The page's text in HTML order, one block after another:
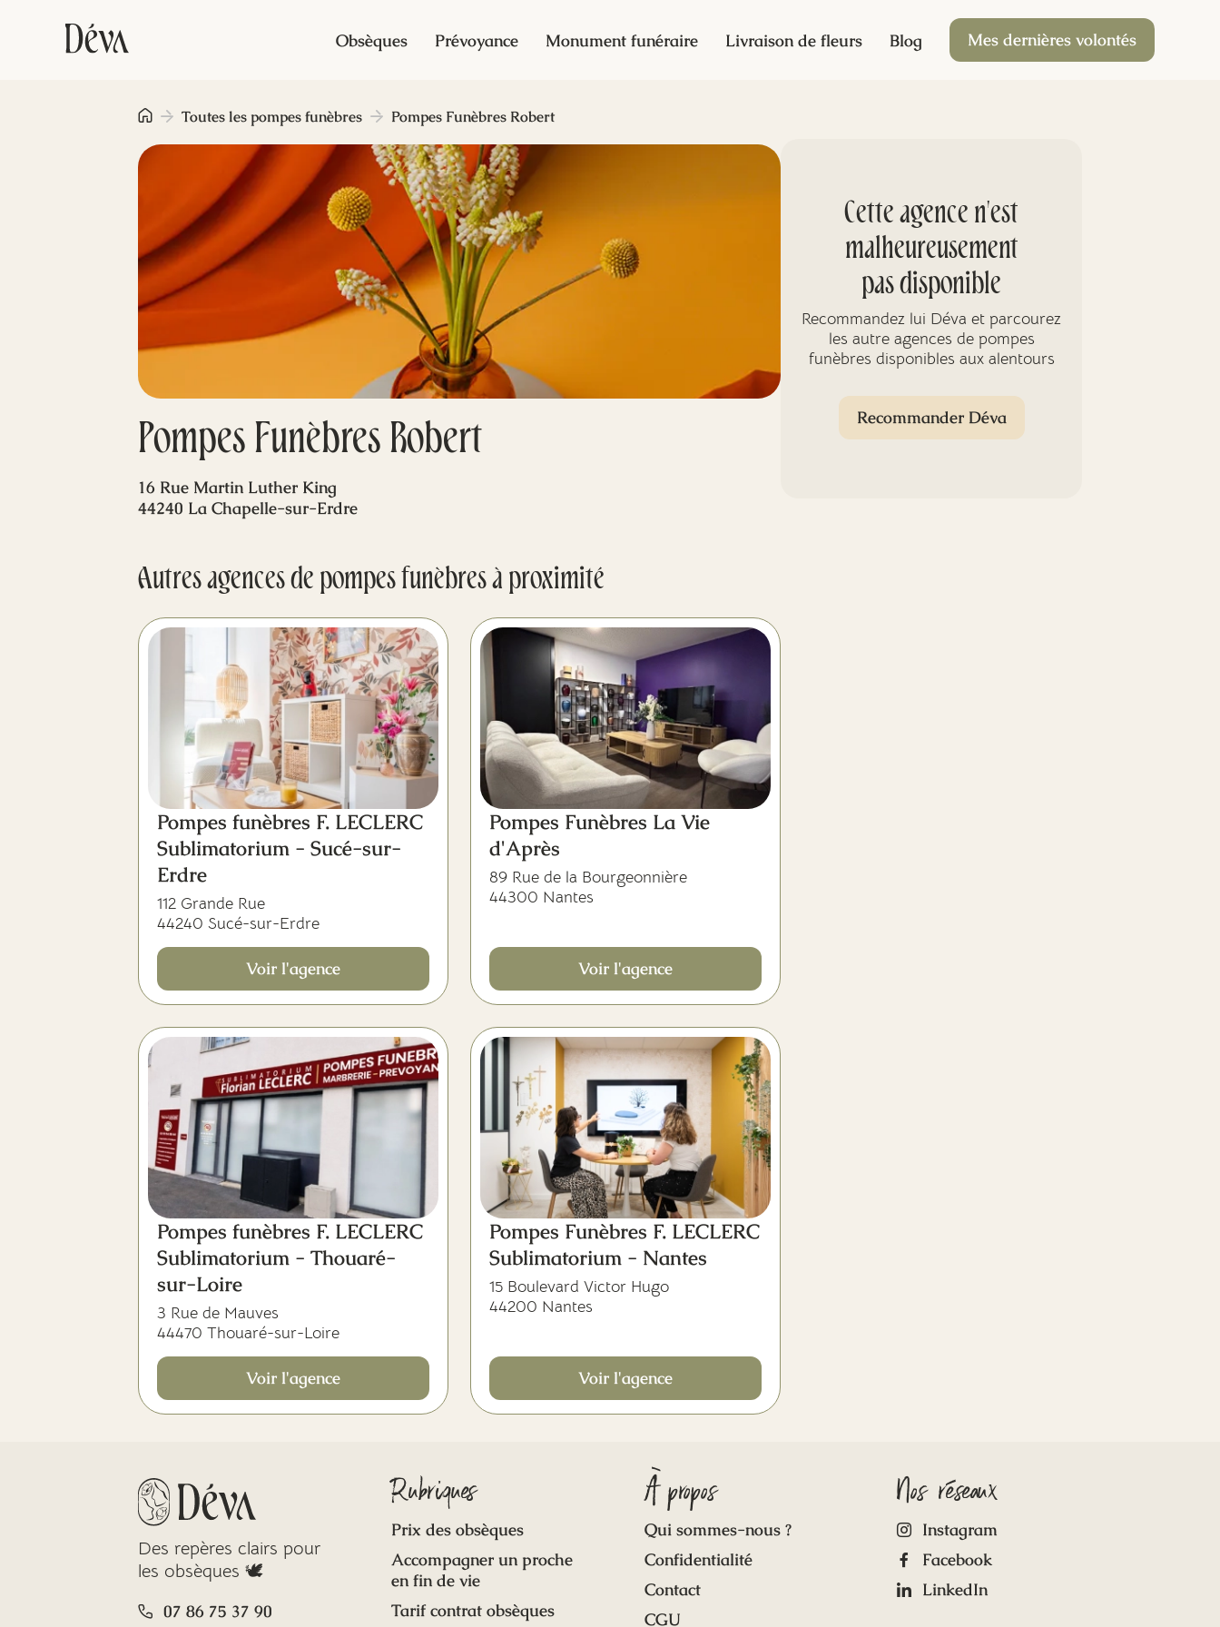
Obsèques Prévoyance Monument funéraire Livraison de fleurs Blog Mes dernières volontés
Pompes Funèbres Robert
Toutes les pompes funèbres Pompes Funèbres Robert
16 Rue Martin Luther King
44240 La Chapelle-sur-Erdre
Autres agences de pompes funèbres à proximité
Pompes funèbres F. LECLERC
Sublimatorium - Sucé-sur-
Erdre
112 Grande Rue
44240 Sucé-sur-Erdre
Voir l'agence
Pompes Funèbres La Vie
d'Après
89 Rue de la Bourgeonnière
44300 Nantes
Voir l'agence
Pompes funèbres F. LECLERC
Sublimatorium - Thouaré-
sur-Loire
3 Rue de Mauves
44470 Thouaré-sur-Loire
Voir l'agence
Pompes Funèbres F. LECLERC
Sublimatorium - Nantes
15 Boulevard Victor Hugo
44200 Nantes
Voir l'agence
Cette agence n'est
malheureusement
pas disponible
Recommandez lui Déva et parcourez
les autre agences de pompes
funèbres disponibles aux alentours
Recommander Déva
Des repères clairs pour
les obsèques 🕊️
07 86 75 37 90
Rubriques
Prix des obsèques
Accompagner un proche
en fin de vie
Tarif contrat obsèques
À propos
Qui sommes-nous ?
Confidentialité
Contact
CGU
Nos réseaux
Instagram
Facebook
LinkedIn